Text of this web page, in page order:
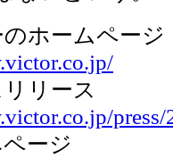
ホームページ
リース
ージ